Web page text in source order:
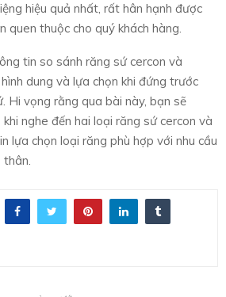
hiệu quả nhất, rất hân hạnh được
quen thuộc cho quý khách hàng.
tin so sánh răng sứ cercon và
dung và lựa chọn khi đứng trước
Hi vọng rằng qua bài này, bạn sẽ
nghe đến hai loại răng sứ cercon và
lựa chọn loại răng phù hợp với nhu cầu
thân.